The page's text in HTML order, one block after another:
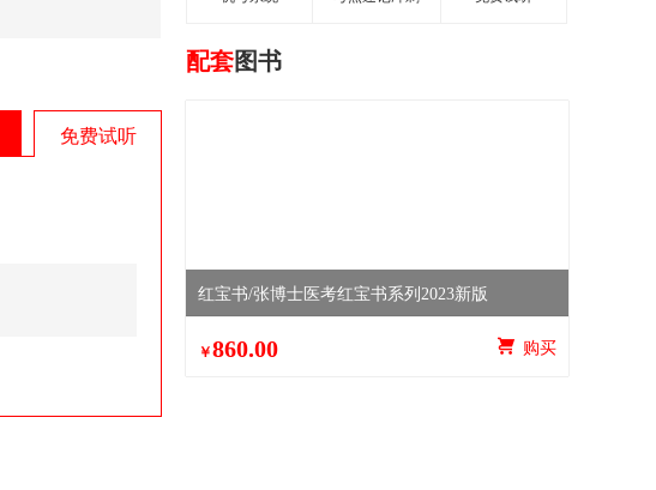
免费试听
配套图书
红宝书/张博士医考红宝书系列2023新版
￥860.00  购买